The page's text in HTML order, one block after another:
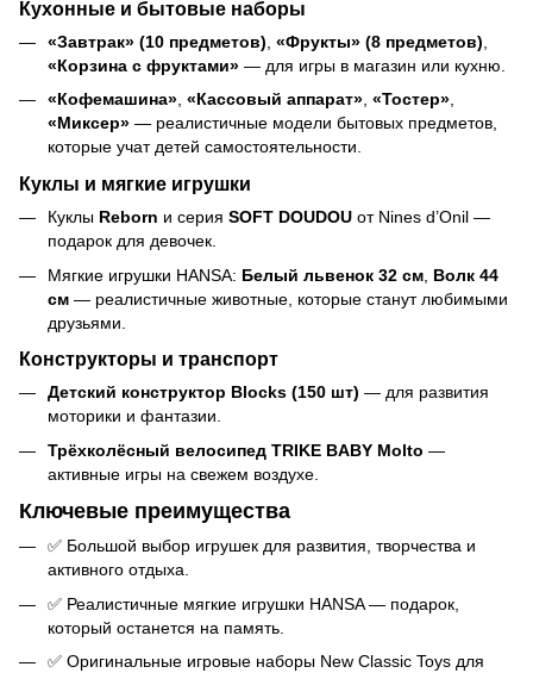
Кухонные и бытовые наборы
«Завтрак» (10 предметов) «Фрукты» (8 предметов)
«Корзина с фруктами» — для игры в магазин или кухню.
«Кофемашина», «Кассовый аппарат», «Тостер»,
«Миксер» — реалистичные модели бытовых предметов,
которые учат детей самостоятельности.
Куклы и мягкие игрушки
Куклы Reborn и серия SOFT DOUDOU от Nines d’Onil —
подарок для девочек.
Мягкие игрушки HANSA: Белый львенок 32 см Волк 44
см — реалистичные животные, которые станут любимыми
друзьями.
Конструкторы и транспорт
Детский конструктор Blocks (150 шт) — для развития
моторики и фантазии.
Трёхколёсный велосипед TRIKE BABY Molto —
активные игры на свежем воздухе.
Ключевые преимущества
✅ Большой выбор игрушек для развития, творчества и
активного отдыха.
✅ Реалистичные мягкие игрушки HANSA — подарок,
который останется на память.
✅ Оригинальные игровые наборы New Classic Toys для